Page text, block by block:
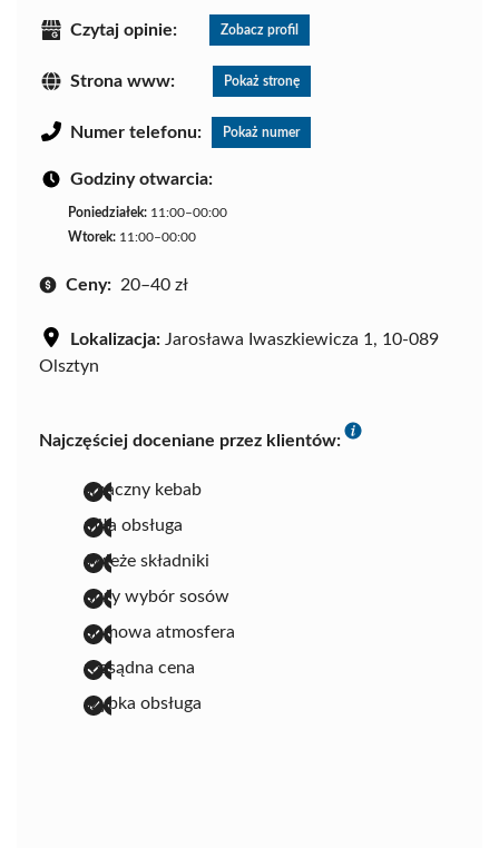
Czytaj opinie: Zobacz profil
Strona www: Pokaż stronę
Numer telefonu: Pokaż numer
Godziny otwarcia:
Poniedziałek: 11:00–00:00
Wtorek: 11:00–00:00
Ceny: 20–40 zł
Lokalizacja: Jarosława Iwaszkiewicza 1, 10-089
Olsztyn
Najczęściej doceniane przez klientów:
smaczny kebab
miła obsługa
świeże składniki
duży wybór sosów
domowa atmosfera
rozsądna cena
szybka obsługa